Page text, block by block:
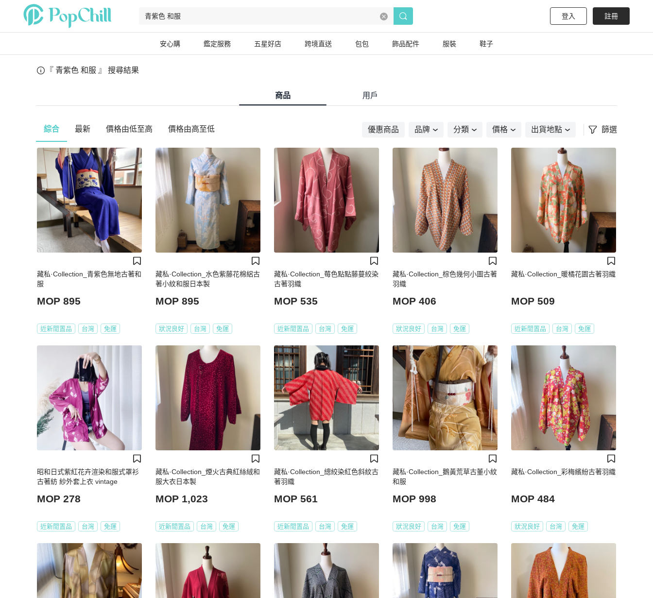
登入 註冊
安心購 鑑定服務 五星好店 跨境直送 包包 飾品配件 服裝 鞋子
『 青紫色 和服 』 搜尋結果
商品 用戶
綜合 最新 價格由低至高 價格由高至低 優惠商品 品牌 分類 價格 出貨地點 篩選
藏私·Collection_青紫色無地古著和
服
MOP 895
近新閒置品 台灣 免運
藏私·Collection_水色紫藤花棉絽古
著小紋和服日本製
MOP 895
狀況良好 台灣 免運
藏私·Collection_莓色點點藤蔓絞染
古著羽織
MOP 535
近新閒置品 台灣 免運
藏私·Collection_棕色幾何小圖古著
羽織
MOP 406
狀況良好 台灣 免運
藏私·Collection_暖橘花園古著羽織
MOP 509
近新閒置品 台灣 免運
昭和日式紫紅花卉渲染和服式罩衫
古著紡 紗外套上衣 vintage
MOP 278
近新閒置品 台灣 免運
藏私·Collection_煙火古典紅絲絨和
服大衣日本製
MOP 1,023
近新閒置品 台灣 免運
藏私·Collection_總絞染紅色斜紋古
著羽織
MOP 561
近新閒置品 台灣 免運
藏私·Collection_鵝黃荒草古董小紋
和服
MOP 998
狀況良好 台灣 免運
藏私·Collection_彩梅繽紛古著羽織
MOP 484
狀況良好 台灣 免運